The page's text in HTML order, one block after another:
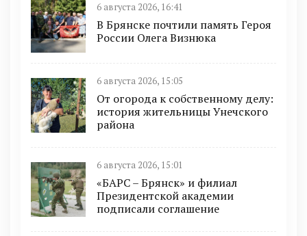
6 августа 2026, 16:41
В Брянске почтили память Героя
России Олега Визнюка
6 августа 2026, 15:05
От огорода к собственному делу:
история жительницы Унечского
района
6 августа 2026, 15:01
«БАРС – Брянск» и филиал
Президентской академии
подписали соглашение